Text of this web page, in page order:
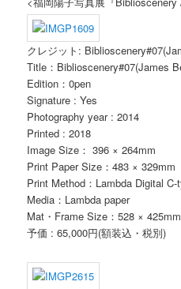
クレジット:
Title：Biblioscenery#07(James
Edition：0pen
Signature : Yes
Photography year : 2014
Printed : 2018
Image Size： 396 × 264mm
Print Paper Size：483 × 329mm
Print Method：Lambda Digital
Media：Lambda paper
Mat・Frame Size：528 × 425mm
予価 : 65,000円(額装込・税別)